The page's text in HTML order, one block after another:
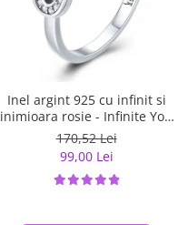
Inel argint 925 cu infinit si
inimioara rosie - Infinite You
IST0062
170,52 Lei
99,00 Lei